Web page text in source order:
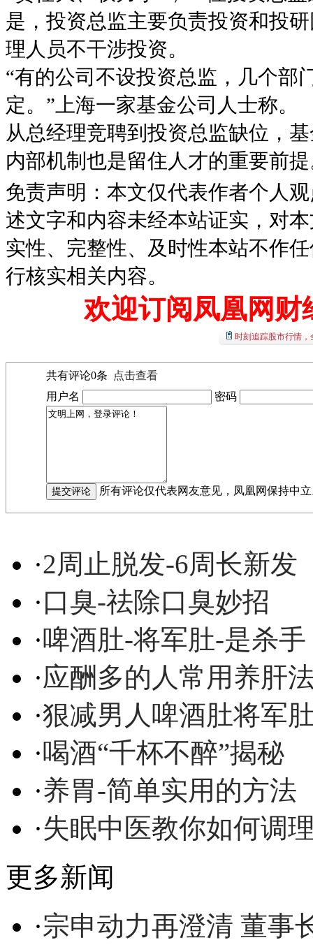
是，投资总监主要负责投资和投
理人员不干涉投资。
“有的公司不设投资总监，几个部
定。”上海一家基金公司人士称。
从总经理竞聘到投资总监缺位，
内部机制也是留住人才的重要前
免责声明：本文仅代表作者个人
述文字和内容未经本站证实，对
实性、完整性、及时性本站不作
行核实相关内容。
欢迎订阅凤凰网财
时刻追踪股市行情
共有评论0条
点击查看
用户名
密码
所有评论仅代表网友意见，凤凰网保持中
·2周止脱发-6周长新发
·口臭-祛除口臭妙招
·啤酒肚-将军肚-是杀手
·应酬多的人常用养肝
·狠减男人啤酒肚将军
·喝酒“千杯不醉”揭秘
·养胃-简单实用的方法
·失眠中医教你如何调
更多新闻
·宗申动力再澄清 董事